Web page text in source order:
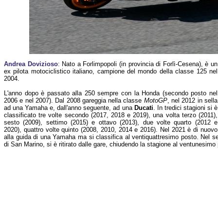
Andrea Dovizioso: Nato a Forlimpopoli (in provincia di Forlì-Cesena), è un
ex pilota motociclistico italiano, campione del mondo della classe 125 nel
2004.
L'anno dopo è passato alla 250 sempre con la Honda (secondo posto nel
2006 e nel 2007). Dal 2008 gareggia nella classe MotoGP, nel 2012 in sella
ad una Yamaha e, dall'anno seguente, ad una Ducati. In tredici stagioni si è
classificato tre volte secondo (2017, 2018 e 2019), una volta terzo (2011),
sesto (2009), settimo (2015) e ottavo (2013), due volte quarto (2012 e
2020), quattro volte quinto (2008, 2010, 2014 e 2016). Nel 2021 è di nuovo
alla guida di una Yamaha ma si classifica al ventiquattresimo posto. Nel
di San Marino, si è ritirato dalle gare, chiudendo la stagione al ventunesimo